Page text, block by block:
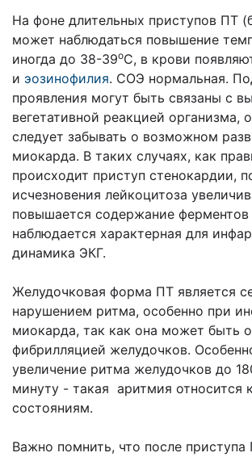
На фоне длительных приступов ПТ
может наблюдаться повышение
иногда до 38-39оС, в крови
и эозинофилия. СОЭ нормальная.
проявления могут быть связаны с
вегетативной реакцией организма,
следует забывать о возможном
миокарда. В таких случаях, как
происходит приступ стенокардии,
исчезновения лейкоцитоза
повышается содержание ферментов
наблюдается характерная для
динамика ЭКГ.
Желудочковая форма ПТ является
нарушением ритма, особенно при
миокарда, так как она может быть
фибрилляцией желудочков.
увеличение ритма желудочков до
минуту - такая аритмия относится
состояниям.
Важно помнить, что после